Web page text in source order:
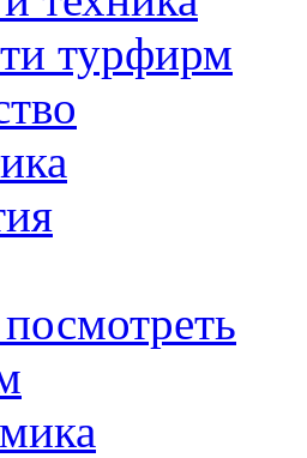
турфирм